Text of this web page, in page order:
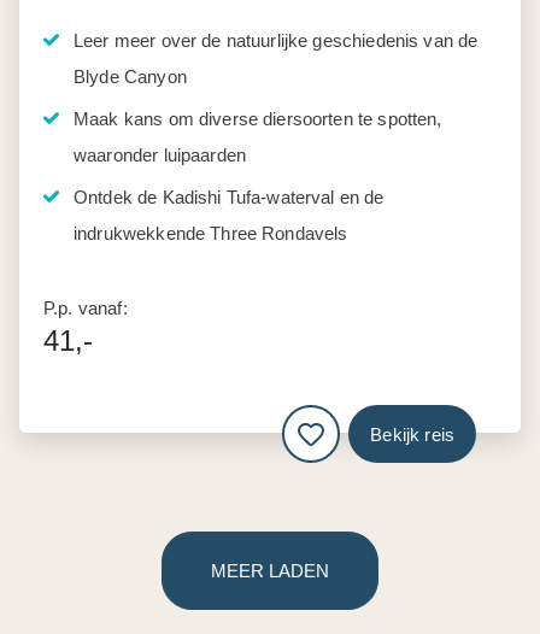
Leer meer over de natuurlijke geschiedenis van de
Blyde Canyon
Maak kans om diverse diersoorten te spotten,
waaronder luipaarden
Ontdek de Kadishi Tufa-waterval en de
indrukwekkende Three Rondavels
P.p. vanaf:
41,-
Bekijk reis
MEER LADEN